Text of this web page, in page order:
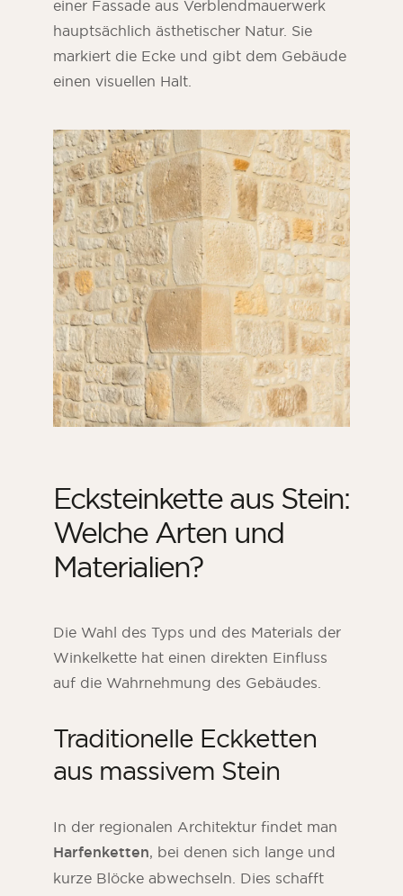
einer Fassade aus Verblendmauerwerk
hauptsächlich ästhetischer Natur. Sie
markiert die Ecke und gibt dem Gebäude
einen visuellen Halt.
Ecksteinkette aus Stein:
Welche Arten und
Materialien?
Die Wahl des Typs und des Materials der
Winkelkette hat einen direkten Einfluss
auf die Wahrnehmung des Gebäudes.
Traditionelle Eckketten
aus massivem Stein
In der regionalen Architektur findet man
Harfenketten, bei denen sich lange und
kurze Blöcke abwechseln. Dies schafft